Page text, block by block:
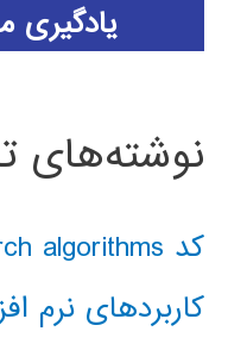
یادگیری
نوشته‌های
کد classical AI search algorithms
کاربردهای نرم